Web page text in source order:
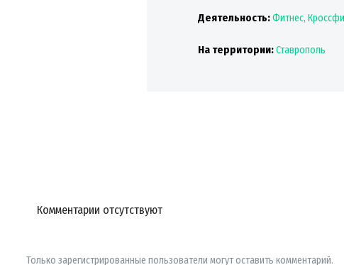
Деятельность:Фитнес,
На территории:Ставрополь
Комментарии отсутствуют
Только зарегистрированные пользователи могут оставить комментарий.